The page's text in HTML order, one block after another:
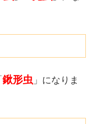
鍬形虫 」になりま